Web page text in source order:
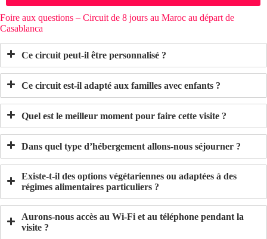
Foire aux questions – Circuit de 8 jours au Maroc au départ de
Casablanca
Ce circuit peut-il être personnalisé ?
Ce circuit est-il adapté aux familles avec enfants ?
Quel est le meilleur moment pour faire cette visite ?
Dans quel type d’hébergement allons-nous séjourner ?
Existe-t-il des options végétariennes ou adaptées à des
régimes alimentaires particuliers ?
Aurons-nous accès au Wi-Fi et au téléphone pendant la
visite ?